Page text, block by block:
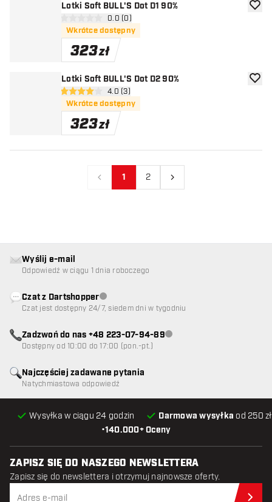
Lotki Soft BULL'S Dot D1 90%
otwórz panel recenzji
0 gwiazdki oceny0.0 (0)
Wkrótce dostępny
323zł
Lotki Soft BULL'S Dot D2 90%
otwórz panel recenzji
4 gwiazdki oceny4.0 (3)
Wkrótce dostępny
323zł
Poprzedni
1 2 Następny
•140.000+ Oceny
Wysyłka w ciągu 24 godzin Darmowa wysyłka od 250
Najczęściej zadawane pytania
Natychmiastowa odpowiedź
Wyślij e-mail
Odpowiedź w ciągu 1 dnia roboczego
Czat z DartshopperObsługa klienta niedostępna
Czat jest dostępny 24/7, siedem dni w tygodniu
Zadzwoń do nas +48 223-07-94-89Obsługa klienta niedostępna
Dostępny od 10:00 do 17:00 (pon.-pt.)
ZAPISZ SIĘ DO NASZEGO NEWSLETTERA
Zapisz się do newslettera i otrzymuj najnowsze oferty.